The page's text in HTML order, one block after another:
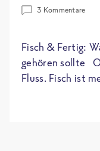
3 Kommentare
Fisch & Fertig:
gehören sollte
Fluss. Fisch ist